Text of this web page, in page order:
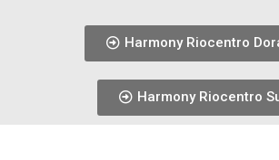
Harmony Riocentro
Harmony Riocentro